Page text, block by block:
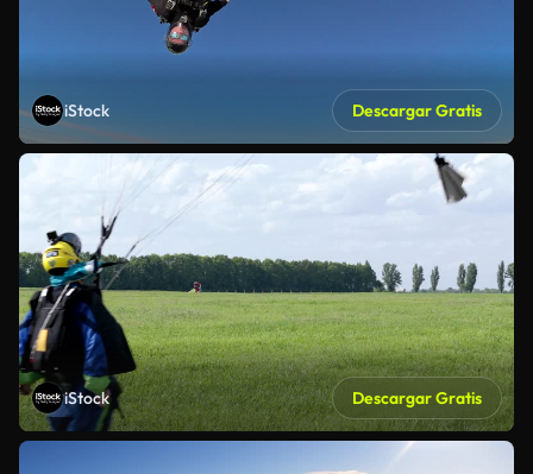
iStock Descargar Gratis
iStock Descargar Gratis